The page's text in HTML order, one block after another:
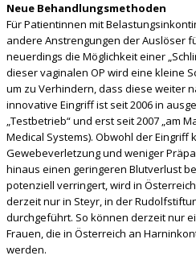
Neue Behandlungsmethoden
Für Patientinnen mit
andere Anstrengungen der Auslöser
neuerdings die Möglichkeit einer
dieser vaginalen OP wird eine kleine
um zu Verhindern, dass diese weiter
innovative Eingriff ist seit 2006 in
„Testbetrieb“ und erst seit 2007 „am
Medical Systems). Obwohl der
Gewebeverletzung und weniger
hinaus einen geringeren Blutverlust
potenziell verringert, wird in
derzeit nur in Steyr, in der
durchgeführt. So können derzeit nur
Frauen, die in Österreich an
werden.